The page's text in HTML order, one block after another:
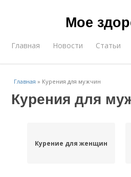
Мое
Главная Новости Статьи
Главная » Курения для мужчин
Курения для
Курение для женщин